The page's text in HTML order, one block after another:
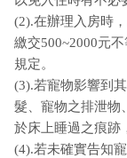
(2).在辦理入房時
繳交500~2000元
規定。
(3).若寵物影響到
髮、寵物之排泄物
於床上睡過之痕跡
(4).若未確實告知